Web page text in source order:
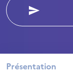
Présentation